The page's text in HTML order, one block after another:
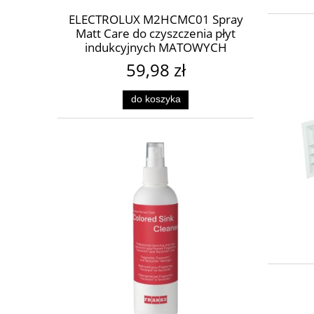
ELECTROLUX M2HCMC01 Spray
Matt Care do czyszczenia płyt
indukcyjnych MATOWYCH
59,98 zł
do koszyka